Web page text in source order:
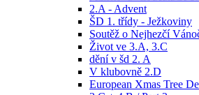
2.A - Advent
ŠD 1. třídy - Ježkoviny
Soutěž o Nejhezčí
Život ve 3.A, 3.C
dění v šd 2. A
V klubovně 2.D
European Xmas Tree